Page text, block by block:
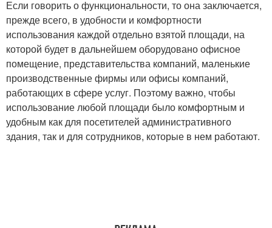
Если говорить о функциональности, то она заключается,
прежде всего, в удобности и комфортности
использования каждой отдельно взятой площади, на
которой будет в дальнейшем оборудовано офисное
помещение, представительства компаний, маленькие
производственные фирмы или офисы компаний,
работающих в сфере услуг. Поэтому важно, чтобы
использование любой площади было комфортным и
удобным как для посетителей административного
здания, так и для сотрудников, которые в нем работают.